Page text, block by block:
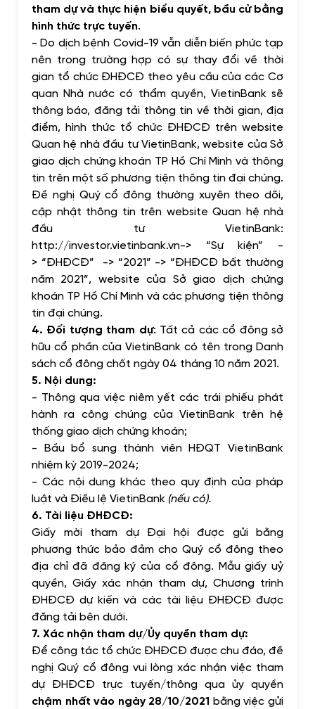
tham dự và thực hiện biểu quyết, bầu cử bằng
hình thức trực tuyến.
-Do dịch bệnh Covid-19 vẫn diễn biến phức tạp
nên trong trường hợp có sự thay đổi về thời
gian tổ chức ĐHĐCĐ theo yêu cầu của các Cơ
quan Nhà nước có thẩm quyền, VietinBank sẽ
thông báo, đăng tải thông tin về thời gian, địa
điểm, hình thức tổ chức ĐHĐCĐ trên website
Quan hệ nhà đầu tư VietinBank, website của Sở
giao dịch chứng khoán TP Hồ Chí Minh và thông
tin trên một số phương tiện thông tin đại chúng.
Đề nghị Quý cổ đông thường xuyên theo dõi,
cập nhật thông tin trên website Quan hệ nhà
đầu tư VietinBank:
http://investor.vietinbank.vn-> “Sự kiện” -
> “ĐHĐCĐ” ->“2021” -> “ĐHĐCĐ bất thường
năm 2021”, website của Sở giao dịch chứng
khoán TP Hồ Chí Minh và các phương tiện thông
tin đại chúng.
4. Đối tượng tham dự: Tất cả các cổ đông sở
hữu cổ phần của VietinBank có tên trong Danh
sách cổ đông chốt ngày 04 tháng 10 năm 2021.
5. Nội dung:
- Thông qua việc niêm yết các trái phiếu phát
hành ra công chúng của VietinBank trên hệ
thống giao dịch chứng khoán;
- Bầu bổ sung thành viên HĐQT VietinBank
nhiệm kỳ 2019-2024;
- Các nội dung khác theo quy định của pháp
luật và Điều lệ VietinBank (nếu có).
6. Tài liệu ĐHĐCĐ:
Giấy mời tham dự Đại hội được gửi bằng
phương thức bảo đảm cho Quý cổ đông theo
địa chỉ đã đăng ký của cổ đông. Mẫu giấy uỷ
quyền, Giấy xác nhận tham dự, Chương trình
ĐHĐCĐ dự kiến và các tài liệu ĐHĐCĐ được
đăng tải bên dưới.
7. Xác nhận tham dự/Ủy quyền tham dự:
Để công tác tổ chức ĐHĐCĐ được chu đáo, đề
nghị Quý cổ đông vui lòng xác nhận việc tham
dự ĐHĐCĐ trực tuyến/thông qua ủy quyền
chậm nhất vào ngày 28/10/2021 bằng việc gửi